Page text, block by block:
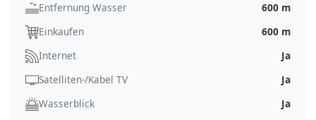
Entfernung Wasser
600 m
Einkaufen
600 m
Internet
Ja
Satelliten-/Kabel TV
Ja
Wasserblick
Ja